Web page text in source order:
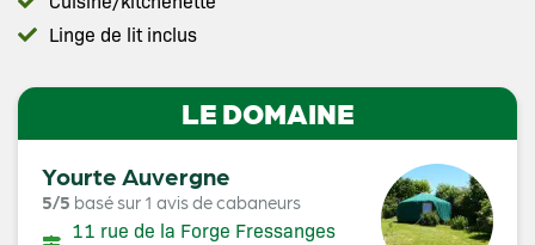
Linge de lit inclus
LE DOMAINE
Yourte Auvergne
5/5 basé sur 1 avis de cabaneurs
11 rue de la Forge Fressanges